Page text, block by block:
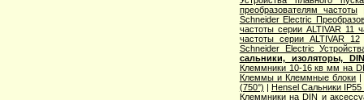
преобразователям частоты
Schneider Electric
частоты серии ALTIVAR 11
частоты серии ALTIVAR 12
Schneider Electric
сальники, изоляторы,
Клеммники 10-16 кв мм на
Клеммы и Клеммные блоки
(750°) | Hensel Сальники IP55
Клеммники на DIN и